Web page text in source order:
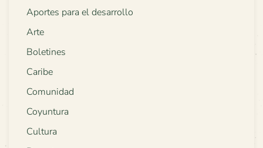
Aportes para el desarrollo
Arte
Boletines
Caribe
Comunidad
Coyuntura
Cultura